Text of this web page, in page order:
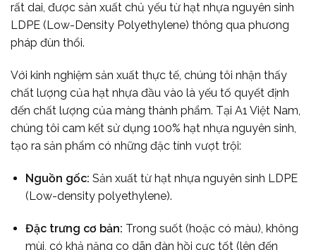
rất dai, được sản xuất chủ yếu từ hạt nhựa nguyên sinh
LDPE (Low-Density Polyethylene) thông qua phương
pháp đùn thổi.
Với kinh nghiệm sản xuất thực tế, chúng tôi nhận thấy
chất lượng của hạt nhựa đầu vào là yếu tố quyết định
đến chất lượng của màng thành phẩm. Tại A1 Việt Nam,
chúng tôi cam kết sử dụng 100% hạt nhựa nguyên sinh,
tạo ra sản phẩm có những đặc tính vượt trội:
Nguồn gốc: Sản xuất từ hạt nhựa nguyên sinh LDPE
(Low-density polyethylene).
Đặc trưng cơ bản: Trong suốt (hoặc có màu), không
mùi, có khả năng co dãn đàn hồi cực tốt (lên đến